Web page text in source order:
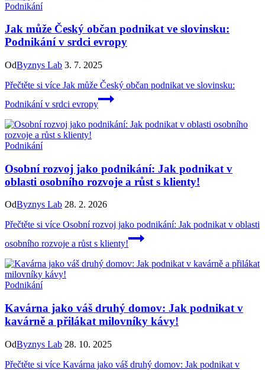
Podnikání
Jak může Český občan podnikat ve slovinsku:
Podnikání v srdci evropy
OdByznys Lab 3. 7. 2025
Přečtěte si více Jak může Český občan podnikat ve slovinsku:
Podnikání v srdci evropy
Podnikání
Osobní rozvoj jako podnikání: Jak podnikat v
oblasti osobního rozvoje a růst s klienty!
OdByznys Lab 28. 2. 2026
Přečtěte si více Osobní rozvoj jako podnikání: Jak podnikat v oblasti
osobního rozvoje a růst s klienty!
Podnikání
Kavárna jako váš druhý domov: Jak podnikat v
kavárně a přilákat milovníky kávy!
OdByznys Lab 28. 10. 2025
Přečtěte si více Kavárna jako váš druhý domov: Jak podnikat v